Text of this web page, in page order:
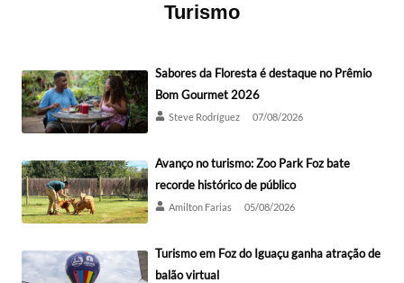
Turismo
Sabores da Floresta é destaque no Prêmio
Bom Gourmet 2026
Steve Rodríguez 07/08/2026
Avanço no turismo: Zoo Park Foz bate
recorde histórico de público
Amilton Farias 05/08/2026
Turismo em Foz do Iguaçu ganha atração de
balão virtual